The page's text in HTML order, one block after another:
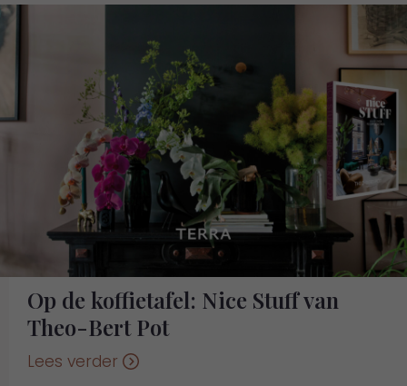
Op de koffietafel: Nice Stuff van
Theo-Bert Pot
Lees verder